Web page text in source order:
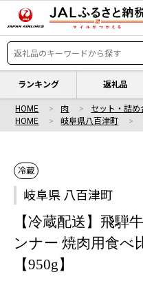
ランキング 返礼品
HOME 肉 セット・詰め
HOME
岐阜県八百津町
冷蔵
岐阜県 八百津町
【冷蔵配送】飛騨
ンナー 焼肉用食べ
【950g】